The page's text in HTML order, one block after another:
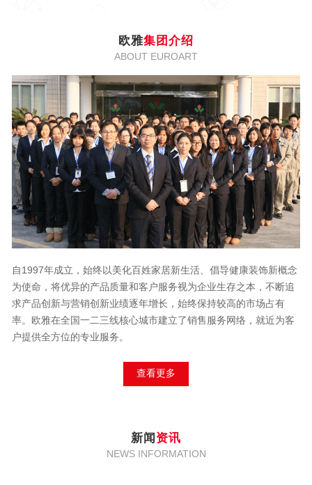
欧雅集团介绍
ABOUT EUROART
自1997年成立，始终以美化百姓家居新生活、倡导健康装饰新概念
为使命，将优异的产品质量和客户服务视为企业生存之本，不断追
求产品创新与营销创新业绩逐年增长，始终保持较高的市场占有
率。欧雅在全国一二三线核心城市建立了销售服务网络，就近为客
户提供全方位的专业服务。
查看更多
新闻 资讯
NEWS INFORMATION